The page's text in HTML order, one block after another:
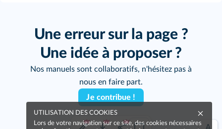
Une erreur sur la page ?
Une idée à proposer ?
Nos manuels sont collaboratifs, n'hésitez pas à
nous en faire part.
Je contribue !
UTILISATION DES COOKIES
Lors de votre navigation sur ce site, des cookies nécessaires